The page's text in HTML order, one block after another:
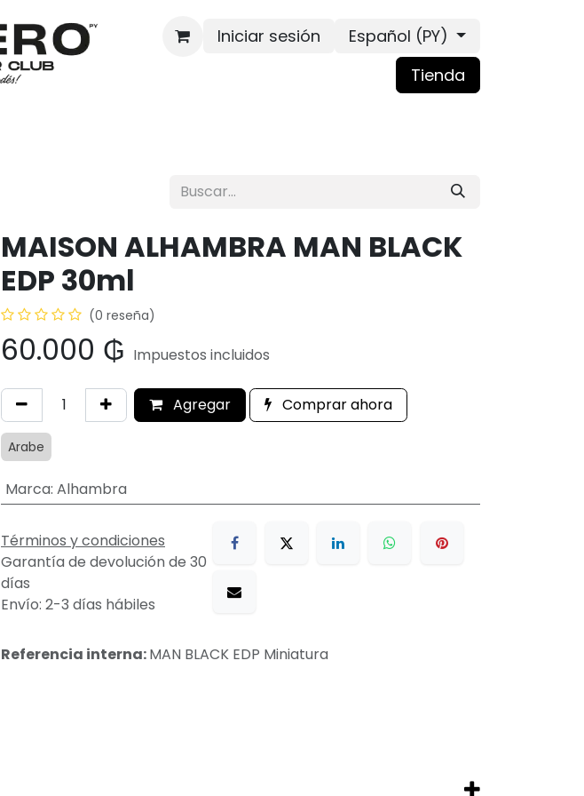
Iniciar sesión
Español (PY)
Tienda
MAISON ALHAMBRA MAN BLACK
EDP 30ml
(0 reseña)
60.000 ₲ Impuestos incluidos
Agregar Comprar ahora
Arabe
Marca: Alhambra
Términos y condiciones
Garantía de devolución de 30
días
Envío: 2-3 días hábiles
Referencia interna:MAN BLACK EDP Miniatura